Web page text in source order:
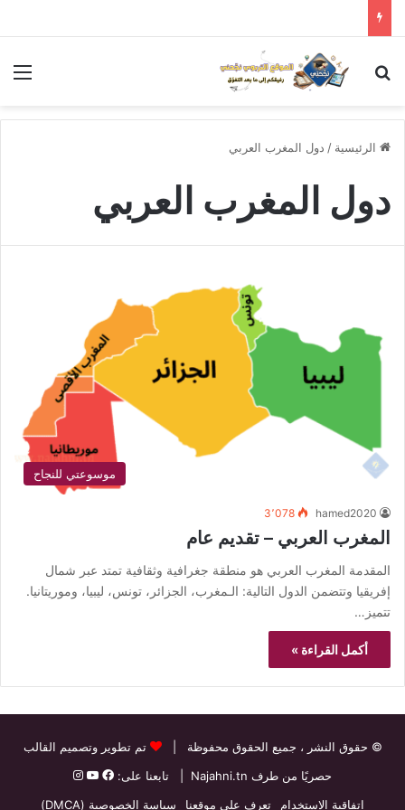
بحث عن
الرئيسية / دول المغرب العربي
دول المغرب العربي
موسوعتي للنجاح
hamed2020 3٬078
المغرب العربي – تقديم عام
المقدمة المغرب العربي هو منطقة جغرافية وثقافية تمتد عبر شمال
إفريقيا وتتضمن الدول التالية: الـمغرب، الجزائر، تونس، ليبيا، وموريتانيا.
تتميز…
أكمل القراءة »
© حقوق النشر ، جميع الحقوق محفوظة |
تم تطوير وتصميم القالب
حصريًا من طرف Najahni.tn | تابعنا على:
اتفاقية الاستخدام
تعرف على موقعنا سياسة الخصوصية (DMCA)